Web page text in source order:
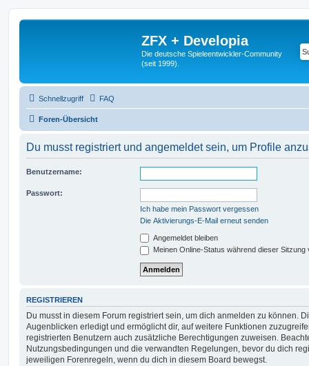
ZFX + Developia
Die deutsche Spieleentwickler-Community
(seit 1999).
Schnellzugriff FAQ
Foren-Übersicht
Du musst registriert und angemeldet sein, um Profile
Benutzername:
Passwort:
Ich habe mein Passwort vergessen
Die Aktivierungs-E-Mail erneut senden
Angemeldet bleiben
Meinen Online-Status während dieser Sitzung
REGISTRIEREN
Du musst in diesem Forum registriert sein, um dich anmelden zu können.
Augenblicken erledigt und ermöglicht dir, auf weitere Funktionen
registrierten Benutzern auch zusätzliche Berechtigungen zuweisen.
Nutzungsbedingungen und die verwandten Regelungen, bevor du dich
jeweiligen Forenregeln, wenn du dich in diesem Board bewegst.